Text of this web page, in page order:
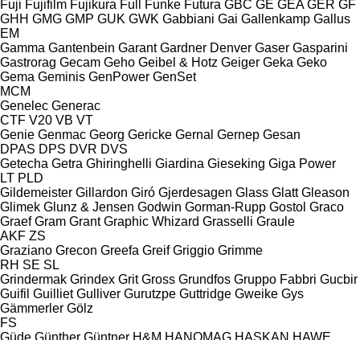
Fuji Fujifilm Fujikura Full Funke Futura GBC GE GEA GER GF
GHH GMG GMP GUK GWK Gabbiani Gai Gallenkamp Gallus
EM
Gamma Gantenbein Garant Gardner Denver Gaser Gasparini
Gastrorag Gecam Geho Geibel & Hotz Geiger Geka Geko
Gema Geminis GenPower GenSet
MCM
Genelec Generac
CTF V20 VB VT
Genie Genmac Georg Gericke Gernal Gernep Gesan
DPAS DPS DVR DVS
Getecha Getra Ghiringhelli Giardina Gieseking Giga Power
LT PLD
Gildemeister Gillardon Giró Gjerdesagen Glass Glatt Gleason
Glimek Glunz & Jensen Godwin Gorman-Rupp Gostol Graco
Graef Gram Grant Graphic Whizard Grasselli Graule
AKF ZS
Graziano Grecon Greefa Greif Griggio Grimme
RH SE SL
Grindermak Grindex Grit Gross Grundfos Gruppo Fabbri Gucbir
Guifil Guilliet Gulliver Gurutzpe Guttridge Gweike Gys
Gämmerler Gölz
FS
Güde Günther Güntner H&M HANOMAG HASKAN HAWE